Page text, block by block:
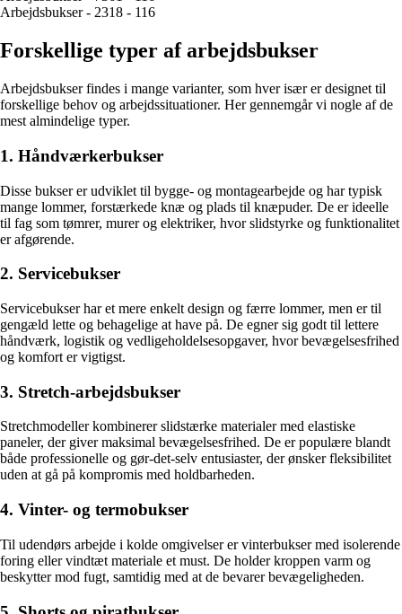
Arbejdsbukser - 2318 - 116
Forskellige typer af arbejdsbukser
Arbejdsbukser findes i mange varianter, som hver især er designet til
forskellige behov og arbejdssituationer. Her gennemgår vi nogle af de
mest almindelige typer.
1. Håndværkerbukser
Disse bukser er udviklet til bygge- og montagearbejde og har typisk
mange lommer, forstærkede knæ og plads til knæpuder. De er ideelle
til fag som tømrer, murer og elektriker, hvor slidstyrke og funktionalitet
er afgørende.
2. Servicebukser
Servicebukser har et mere enkelt design og færre lommer, men er til
gengæld lette og behagelige at have på. De egner sig godt til lettere
håndværk, logistik og vedligeholdelsesopgaver, hvor bevægelsesfrihed
og komfort er vigtigst.
3. Stretch-arbejdsbukser
Stretchmodeller kombinerer slidstærke materialer med elastiske
paneler, der giver maksimal bevægelsesfrihed. De er populære blandt
både professionelle og gør-det-selv entusiaster, der ønsker fleksibilitet
uden at gå på kompromis med holdbarheden.
4. Vinter- og termobukser
Til udendørs arbejde i kolde omgivelser er vinterbukser med isolerende
foring eller vindtæt materiale et must. De holder kroppen varm og
beskytter mod fugt, samtidig med at de bevarer bevægeligheden.